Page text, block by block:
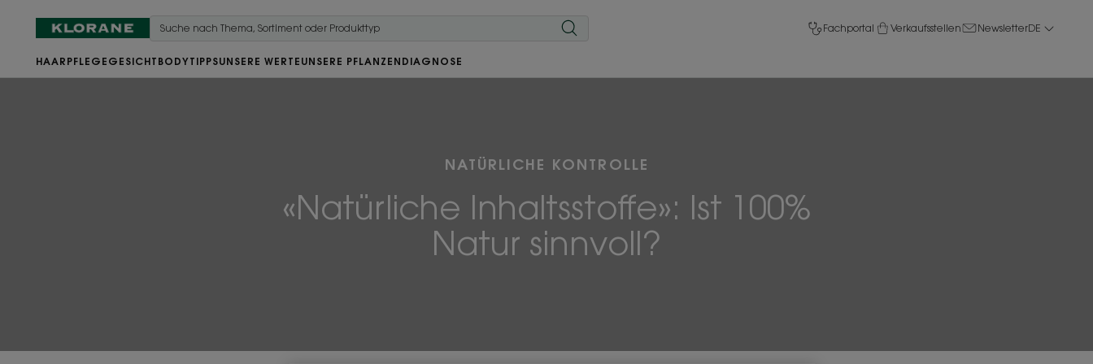
Fachportal Verkaufsstellen NewsletterDE
HAARPFLEGE GESICHT BODYTIPPSUNSERE WERTE UNSERE PFLANZEN DIAGNOSE
NATÜRLICHE KONTROLLE
«Natürliche Inhaltsstoffe»: Ist 100%
Natur sinnvoll?